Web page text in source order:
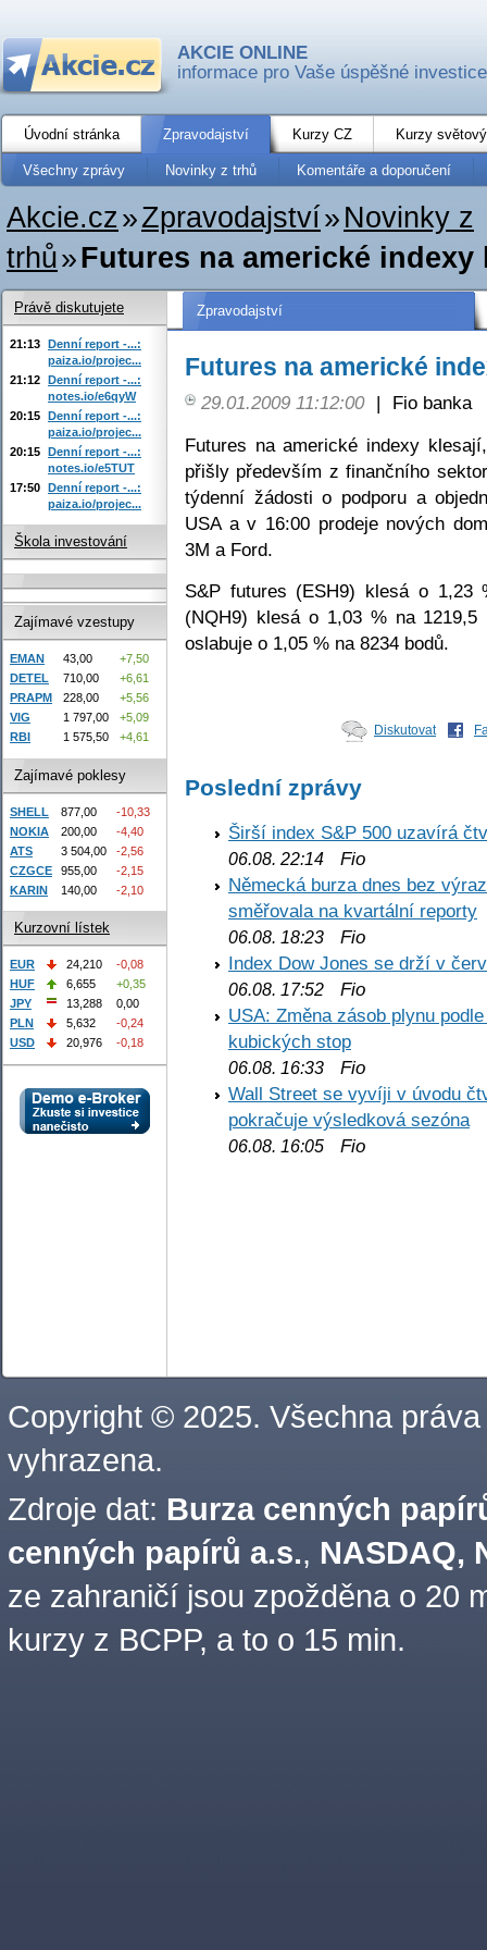
AKCIE ONLINE
informace pro Vaše úspěšné investice
Úvodní stránka Zpravodajství Kurzy CZ Kurzy
Všechny zprávy Novinky z trhů Komentáře a doporučení
Akcie.cz»Zpravodajství» Novinky z
trhů»Futures na americké indexy
Zpravodajství
Futures na americké
29.01.2009 11:12:00 |
Fio banka
Futures na americké indexy
přišly především z finančního
týdenní žádosti o podporu a
USA a v 16:00 prodeje nových
3M a Ford.
S&P futures (ESH9) klesá o 1,23
(NQH9) klesá o 1,03 % na
oslabuje o 1,05 % na 8234 bodů.
Diskutovat
Poslední zprávy
Širší index S&P 500 uzavírá
06.08. 22:14 Fio
Německá burza dnes bez
směřovala na kvartální reporty
06.08. 18:23 Fio
Index Dow Jones se drží v
06.08. 17:52 Fio
USA: Změna zásob plynu
kubických stop
06.08. 16:33 Fio
Wall Street se vyvíji v úvodu
pokračuje výsledková sezóna
06.08. 16:05 Fio
Právě diskutujete
21:13 Denní report -...:
paiza.io/projec...
21:12 Denní report -...:
notes.io/e6qyW
20:15 Denní report -...:
paiza.io/projec...
20:15 Denní report -...:
notes.io/e5TUT
17:50 Denní report -...:
paiza.io/projec...
Škola investování
Zajímavé vzestupy
EMAN 43,00
+7,50
DETEL
710,00
+6,61
PRAPM
228,00
+5,56
VIG
1 797,00
+5,09
RBI
1 575,50 +4,61
Zajímavé poklesy
SHELL 877,00
-10,33
NOKIA
200,00
-4,40
ATS
3 504,00
-2,56
CZGCE
955,00
-2,15
KARIN
140,00 -2,10
Kurzovní lístek
EUR 24,210
-0,08
HUF
6,655
+0,35
JPY
13,288
0,00
PLN
5,632
-0,24
USD
20,976 -0,18
Copyright © 2025. Všechna práva
vyhrazena.
Zdroje dat: Burza cenných
cenných papírů a.s., NASDAQ,
ze zahraničí jsou zpožděna o 20
kurzy z BCPP, a to o 15 min.